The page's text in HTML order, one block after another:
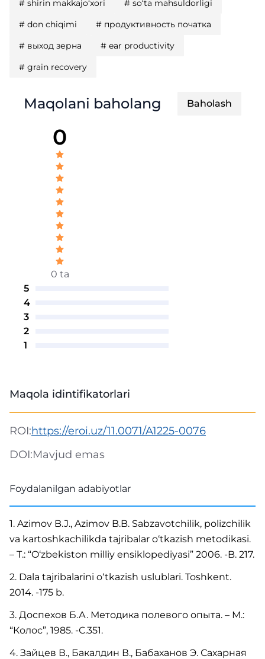
# shirin makkajo‘xori # so‘ta mahsuldorligi
# don chiqimi # продуктивность початка
# выход зерна # ear productivity
# grain recovery
Maqolani baholang Baholash
0
0 ta
5
4
3
2
1
Maqola idintifikatorlari
ROI:https://eroi.uz/11.0071/A1225-0076
DOI:Mavjud emas
Foydalanilgan adabiyotlar
1. Azimov B.J., Azimov B.B. Sabzavotchilik, polizchilik
va kartoshkachilikda tajribalar o‘tkazish metodikasi.
– T.: “O‘zbekiston milliy ensiklopediyasi” 2006. -B. 217.
2. Dala tajribalarini oʻtkazish uslublari. Toshkent.
2014. -175 b.
3. Доспехов Б.А. Методика полевого опыта. – М.:
“Колос”, 1985. -С.351.
4. Зайцев В., Бакалдин В., Бабаханов Э. Сахарная